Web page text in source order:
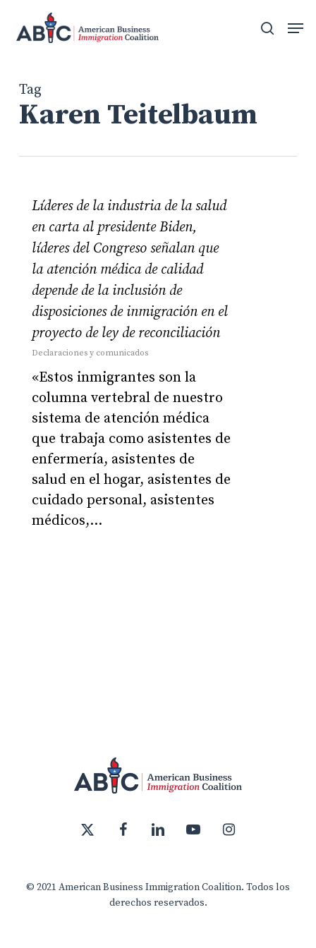
search
Tag
Karen Teitelbaum
Líderes de la industria de la salud
en carta al presidente Biden,
líderes del Congreso señalan que
la atención médica de calidad
depende de la inclusión de
disposiciones de inmigración en el
proyecto de ley de reconciliación
Declaraciones y comunicados
«Estos inmigrantes son la
columna vertebral de nuestro
sistema de atención médica
que trabaja como asistentes de
enfermería, asistentes de
salud en el hogar, asistentes de
cuidado personal, asistentes
médicos,…
twitter
facebook
© 2021 American Business Immigration Coalition. Todos los
derechos reservados.